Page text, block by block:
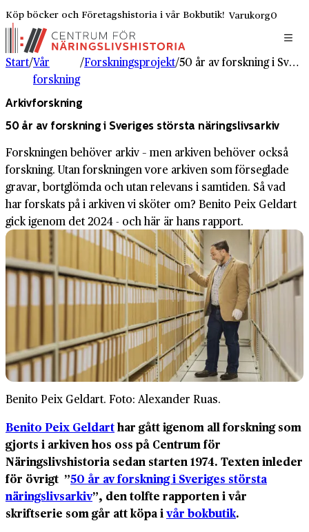
Köp böcker och Företagshistoria i vår Bokbutik! Varukorg0
Start/Vår
forskning
/Forskningsprojekt/ 50 år av forskning i Sveriges största näringslivsarkiv
Arkivforskning
50 år av forskning i Sveriges största näringslivsarkiv
Forskningen behöver arkiv – men arkiven behöver också
forskning. Utan forskningen vore arkiven som förseglade
gravar, bortglömda och utan relevans i samtiden. Så vad
har forskats på i arkiven vi sköter om? Benito Peix Geldart
gick igenom det 2024 - och här är hans rapport.
Benito Peix Geldart. Foto: Alexander Ruas.
Benito Peix Geldarthar gått igenom all forskning som
gjorts i arkiven hos oss på Centrum för
Näringslivshistoria sedan starten 1974. Texten inleder
för övrigt ”50 år av forskning i Sveriges största
näringslivsarkiv”, den tolfte rapporten i vår
skriftserie som går att köpa ivår bokbutik.